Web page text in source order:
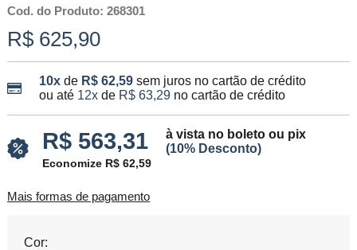
Cod. do Produto: 268301
R$ 625,90
10xde R$ 62,59 sem juros no cartão de crédito
ou até 12xde R$ 63,29no cartão de crédito
R$ 563,31
à vista no boleto ou pix
(10% Desconto)
Economize R$ 62,59
Mais formas de pagamento
Cor: